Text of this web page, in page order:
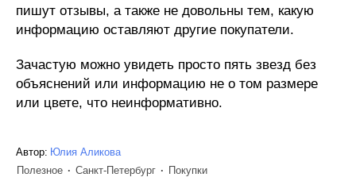
пишут отзывы, а также не довольны тем, какую
информацию оставляют другие покупатели.
Зачастую можно увидеть просто пять звезд без
объяснений или информацию не о том размере
или цвете, что неинформативно.
Автор: Юлия Аликова
Полезное
Санкт-Петербург Покупки